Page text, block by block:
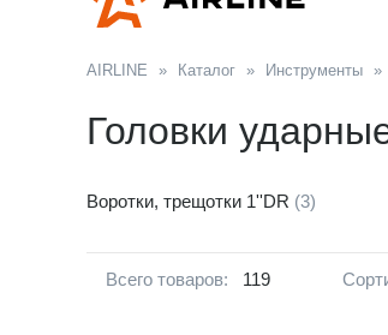
AIRLINE » Каталог » Инструменты »
Головки
Воротки, трещотки 1''DR (3)
Всего товаров: 119